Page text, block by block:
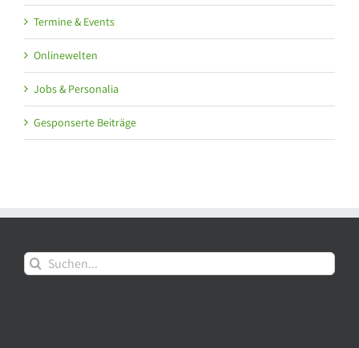
Termine & Events
Onlinewelten
Jobs & Personalia
Gesponserte Beiträge
Suche
nach: